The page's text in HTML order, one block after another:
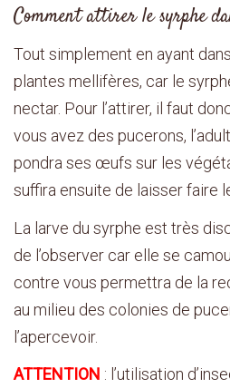
Comment attirer le syrphe
Tout simplement en ayant
plantes mellifères, car le
nectar. Pour l’attirer, il faut
vous avez des pucerons,
pondra ses œufs sur les
suffira ensuite de laisser faire
La larve du syrphe est très
de l’observer car elle se
contre vous permettra de la
au milieu des colonies de
l’apercevoir.
ATTENTION : l’utilisation